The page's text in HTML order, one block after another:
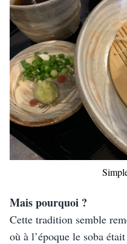
Mais pourquoi ?
Cette tradition semble
où à l’époque le soba